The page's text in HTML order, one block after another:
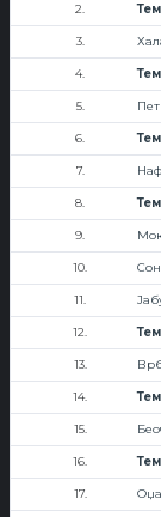
2.
3.
4.
5.
6.
7.
8.
9.
10.
11.
12.
13.
14.
15.
16.
17.